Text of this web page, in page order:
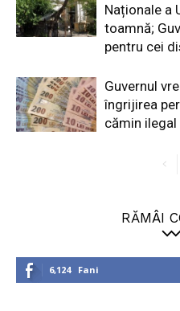
Naționale a
toamnă;
pentru cei
Guvernul
îngrijirea
cămin
RĂMÂI
6,124 Fani